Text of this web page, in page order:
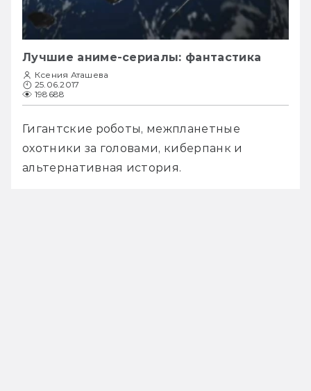
Лучшие аниме-сериалы: фантастика
Ксения Аташева
25.06.2017
198688
Гигантские роботы, межпланетные
охотники за головами, киберпанк и
альтернативная история.